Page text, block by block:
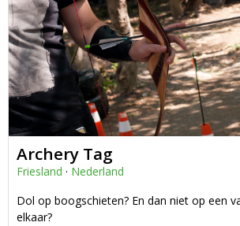
Archery Tag
Friesland · Nederland
Dol op boogschieten? En dan niet op een
elkaar?